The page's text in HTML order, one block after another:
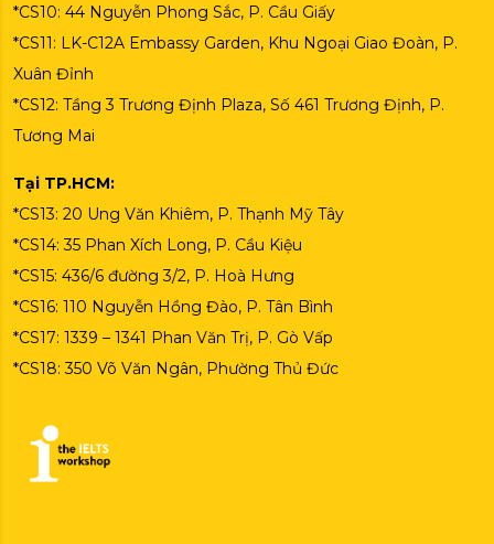
*CS10: 44 Nguyễn Phong Sắc, P. Cầu Giấy
*CS11: LK-C12A Embassy Garden, Khu Ngoại Giao Đoàn, P.
Xuân Đỉnh
*CS12: Tầng 3 Trương Định Plaza, Số 461 Trương Định, P.
Tương Mai
Tại TP.HCM:
*CS13: 20 Ung Văn Khiêm, P. Thạnh Mỹ Tây
*CS14: 35 Phan Xích Long, P. Cầu Kiệu
*CS15: 436/6 đường 3/2, P. Hoà Hưng
*CS16: 110 Nguyễn Hồng Đào, P. Tân Bình
*CS17: 1339 – 1341 Phan Văn Trị, P. Gò Vấp
*CS18: 350 Võ Văn Ngân, Phường Thủ Đức